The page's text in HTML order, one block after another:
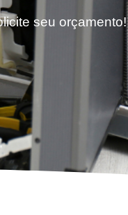
seu orçamento!